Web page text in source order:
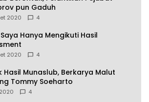
pun Gaduh
2020 4
Saya Hanya Mengikuti Hasil
2020 4
Hasil Munaslub, Berkarya Malut
Tommy Soeharto
4